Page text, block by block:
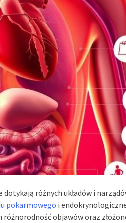
różnych układów i
pokarmowego i
różnorodność objawów oraz